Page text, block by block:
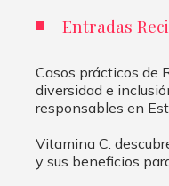
Entradas
Casos prácticos de
diversidad e
responsables en
Vitamina C:
y sus beneficios